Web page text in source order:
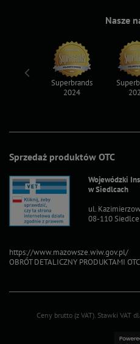
Sprzedaż produktów OTC
Wojewódzki
w Siedlcach
ul.
08-110 Siedlce
https://www.mazowsze.wiw.gov.pl/
OBRÓT DETALICZNY PRODUKTAMI
Nasze
Superbrands
2024
Ceny brutto (z VAT). Stawki VAT